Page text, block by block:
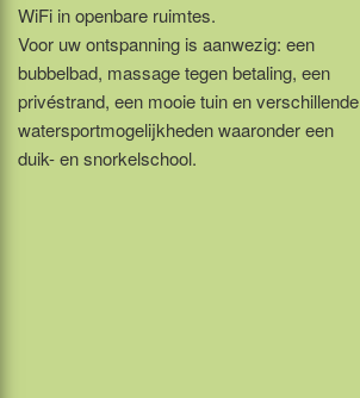
WiFi in openbare ruimtes.
Voor uw ontspanning is aanwezig: een
bubbelbad, massage tegen betaling, een
privéstrand, een mooie tuin en verschillende
watersportmogelijkheden waaronder een
duik- en snorkelschool.